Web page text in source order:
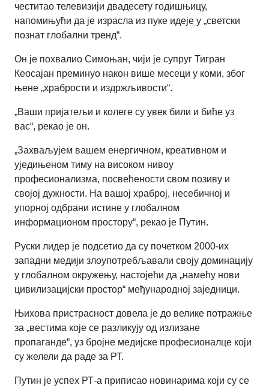
честитао телевизији двадесету годишњицу,
напомињући да је израсла из пуке идеје у „светски
познат глобални тренд“.
Он је похвалио Симоњан, чији је супруг Тигран
Кеосајан преминуо након више месеци у коми, због
њене „храбрости и издржљивости“.
„Ваши пријатељи и колеге су увек били и биће уз
вас“, рекао је он.
„Захваљујем вашем енергичном, креативном и
уједињеном тиму на високом нивоу
професионализма, посвећености свом позиву и
својој дужности. На вашој храброј, несебичној и
упорној одбрани истине у глобалном
информационом простору“, рекао је Путин.
Руски лидер је подсетио да су почетком 2000-их
западни медији злоупотребљавали своју доминацију
у глобалном окружењу, настојећи да „намећу нови
цивилизацијски простор“ међународној заједници.
Њихова пристрасност довела је до велике потражње
за „вестима које се разликују од излизане
пропаганде“, уз бројне медијске професионалце који
су желели да раде за РТ.
Путин је успех РТ-а приписао новинарима који су се